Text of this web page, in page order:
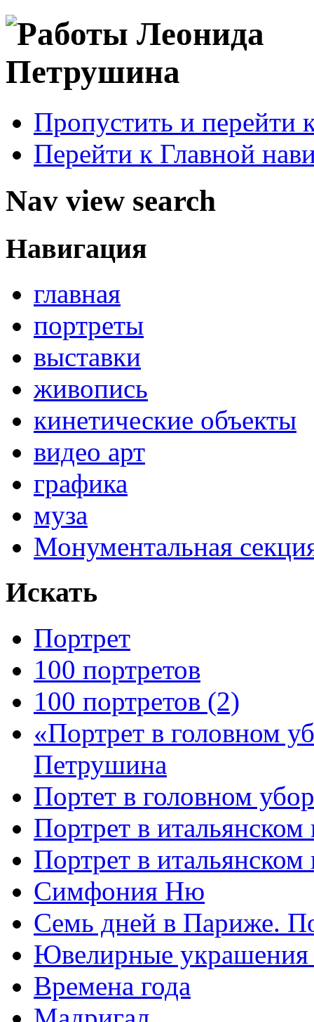
Пропустить и перейти
Перейти к Главной
Nav view search
Навигация
главная
портреты
выставки
живопись
кинетические объекты
видео арт
графика
муза
Монументальная
Искать
Портрет
100 портретов
100 портретов (2)
«Портрет в головном
Петрушина
Портет в головном
Портрет в
Портрет в
Симфония Ню
Семь дней в Париже.
Ювелирные украшения
Времена года